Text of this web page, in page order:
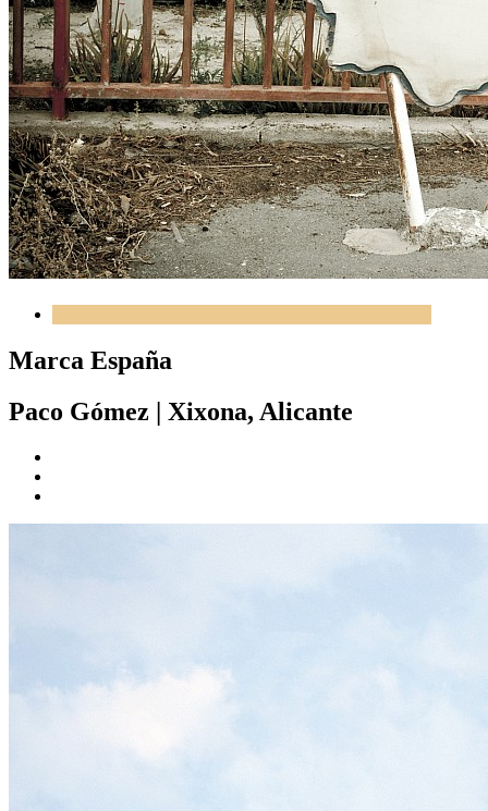
Marca España
Paco Gómez | Xixona, Alicante